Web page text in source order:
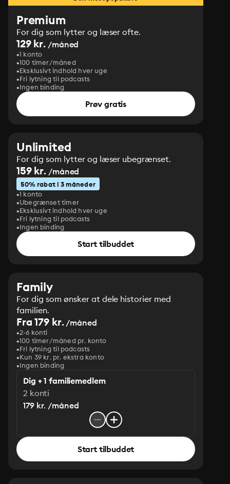
Premium
For dig som lytter og læser ofte.
129 kr. /måned
1 konto
100 timer/måned
Eksklusivt indhold hver uge
Fri lytning til podcasts
Ingen binding
Prøv gratis
Unlimited
For dig som lytter og læser ubegrænset.
159 kr. /måned
50% rabat i 3 måneder
1 konto
Ubegrænset timer
Eksklusivt indhold hver uge
Fri lytning til podcasts
Ingen binding
Start tilbuddet
Family
For dig som ønsker at dele historier med
familien.
Fra 179 kr./måned
2-6 konti
100 timer/måned pr. konto
Fri lytning til podcasts
Kun 39 kr. pr. ekstra konto
Ingen binding
Dig + 1 familiemedlem
2 konti
179 kr. /måned
Start tilbuddet